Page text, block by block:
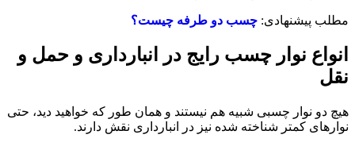
مطلب پیشنهادی: چسب دو طرفه چیست؟
انواع نوار چسب رایج در انبارداری و حمل ‌و
نقل
هیچ دو نوار چسبی شبیه هم نیستند و همان ‌طور که خواهید دید، حتی
نوارهای کمتر شناخته‌ شده نیز در انبارداری نقش دارند.